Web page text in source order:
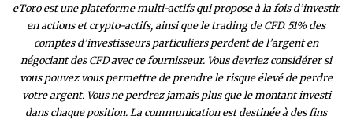
eToro est une plateforme multi-actifs qui propose à la fois d’investir
en actions et crypto-actifs, ainsi que le trading de CFD. 51% des
comptes d’investisseurs particuliers perdent de l’argent en
négociant des CFD avec ce fournisseur. Vous devriez considérer si
vous pouvez vous permettre de prendre le risque élevé de perdre
votre argent. Vous ne perdrez jamais plus que le montant investi
dans chaque position. La communication est destinée à des fins